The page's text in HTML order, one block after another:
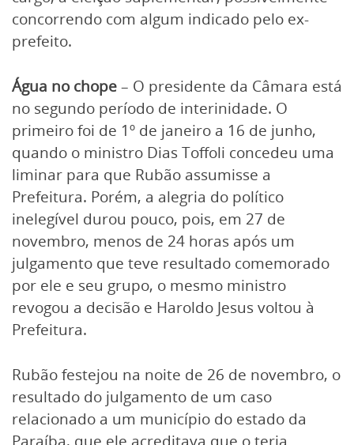
concorrendo com algum indicado pelo ex-
prefeito.
Água no chope– O presidente da Câmara está
no segundo período de interinidade. O
primeiro foi de 1º de janeiro a 16 de junho,
quando o ministro Dias Toffoli concedeu uma
liminar para que Rubão assumisse a
Prefeitura. Porém, a alegria do político
inelegível durou pouco, pois, em 27 de
novembro, menos de 24 horas após um
julgamento que teve resultado comemorado
por ele e seu grupo, o mesmo ministro
revogou a decisão e Haroldo Jesus voltou à
Prefeitura.
Rubão festejou na noite de 26 de novembro, o
resultado do julgamento de um caso
relacionado a um município do estado da